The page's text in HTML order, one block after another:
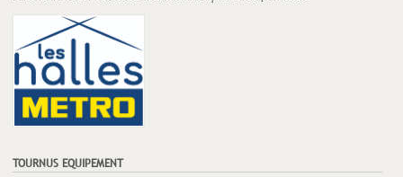
TOURNUS EQUIPEMENT